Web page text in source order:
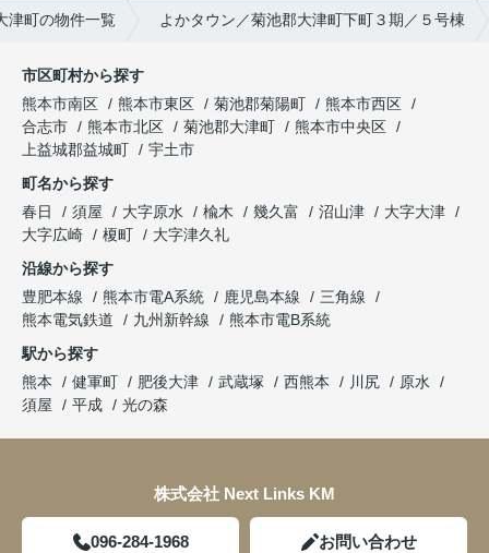
津町の物件一覧 よかタウン／菊池郡大津町下町３期／５号棟
市区町村から探す
熊本市南区
熊本市東区 菊池郡菊陽町
熊本市西区
合志市
熊本市北区 菊池郡大津町
熊本市中央区
上益城郡益城町
宇土市
町名から探す
春日
須屋 大字原水 楡木 幾久富 沼山津
大字大津
大字広崎
榎町
大字津久礼
沿線から探す
豊肥本線
熊本市電A系統 鹿児島本線
三角線
熊本電気鉄道
九州新幹線
熊本市電B系統
駅から探す
熊本
健軍町 肥後大津 武蔵塚 西熊本 川尻
原水
須屋
平成 光の森
株式会社 Next Links KM
096-284-1968 お問い合わせ